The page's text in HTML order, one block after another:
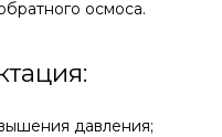
осмоса.
давления;